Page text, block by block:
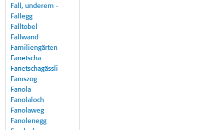
Fall, underem -
Fallegg
Falltobel
Fallwand
Familiengärten
Fanetscha
Fanetschagässli
Faniszog
Fanola
Fanolaloch
Fanolaweg
Fanolenegg